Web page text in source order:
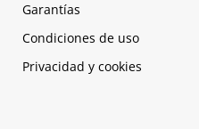
Garantías
Condiciones de uso
Privacidad y cookies